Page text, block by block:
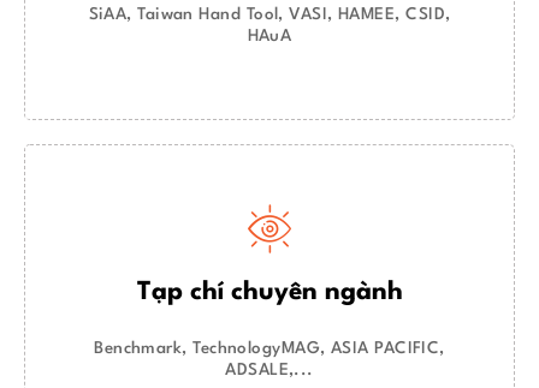
SiAA, Taiwan Hand Tool, VASI, HAMEE, CSID,
HAuA
Tạp chí chuyên ngành
Benchmark, TechnologyMAG, ASIA PACIFIC,
ADSALE,...